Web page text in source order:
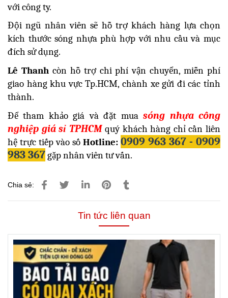
với công ty.
Đội ngũ nhân viên sẽ hỗ trợ khách hàng lựa chọn
kích thước sóng nhựa phù hợp với nhu cầu và mục
đích sử dụng.
Lê Thanh còn hỗ trợ chi phí vận chuyển, miễn phí
giao hàng khu vực Tp.HCM, chành xe gửi đi các tỉnh
thành.
Để tham khảo giá và đặt muasóng nhựa công
nghiệp giá sỉ TPHCM quý khách hàng chỉ cần liên
hệ trực tiếp vào số Hotline: 0909 963 367 - 0909
983 367gặp nhân viên tư vấn.
Chia sẻ:
Tin tức liên quan